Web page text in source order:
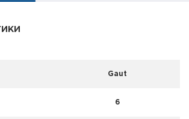
шкафы и сейфы
Gaut
6